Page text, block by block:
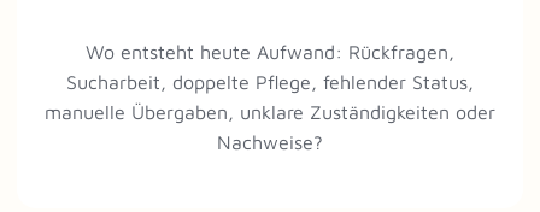
Wo entsteht heute Aufwand: Rückfragen,
Sucharbeit, doppelte Pflege, fehlender Status,
manuelle Übergaben, unklare Zuständigkeiten oder
Nachweise?